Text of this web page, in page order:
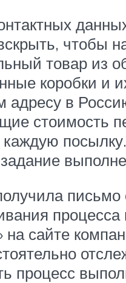
чтобы
товар из
коробки и
адресу в
стоимость
письмо
сайте
процесс